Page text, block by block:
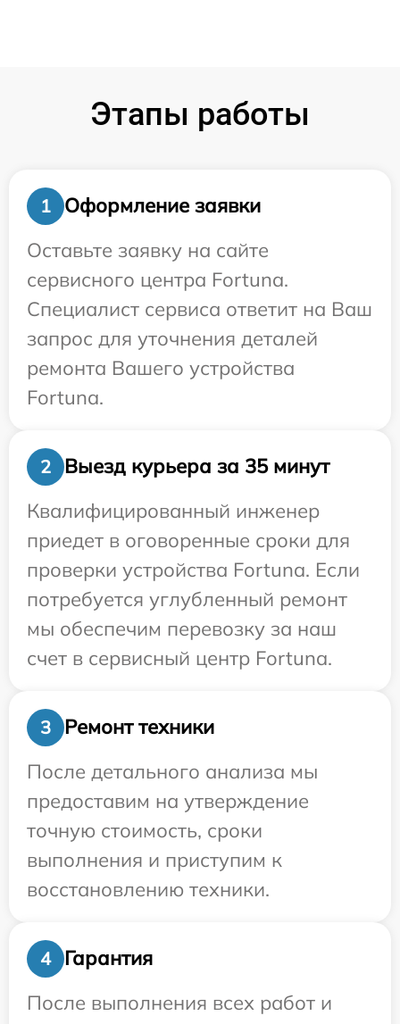
Этапы работы
1
Оформление заявки
Оставьте заявку на сайте
сервисного центра Fortuna.
Специалист сервиса ответит на Ваш
запрос для уточнения деталей
ремонта Вашего устройства
Fortuna.
2
Выезд курьера за 35 минут
Квалифицированный инженер
приедет в оговоренные сроки для
проверки устройства Fortuna. Если
потребуется углубленный ремонт
мы обеспечим перевозку за наш
счет в сервисный центр Fortuna.
3
Ремонт техники
После детального анализа мы
предоставим на утверждение
точную стоимость, сроки
выполнения и приступим к
восстановлению техники.
4
Гарантия
После выполнения всех работ и